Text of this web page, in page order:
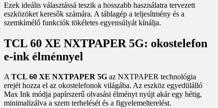
Ezek ideális választássá teszik a hosszabb használatra tervezett
eszközöket keresők számára. A táblagép a teljesítmény és a
szemkímélő funkciók tökéletes egyensúlyát kínálja.
TCL 60 XE NXTPAPER 5G: okostelefon
e-ink élménnyel
ATCL 60 XE NXTPAPER 5G az NXTPAPER technológia
erejét hozza el az okostelefonok világába. Az eszköz egyedülálló
Max Ink módja papírszerű olvasási élményt nyújt akár egy hétig,
minimalizálva a szem terhelését és a figyelemelterelést.